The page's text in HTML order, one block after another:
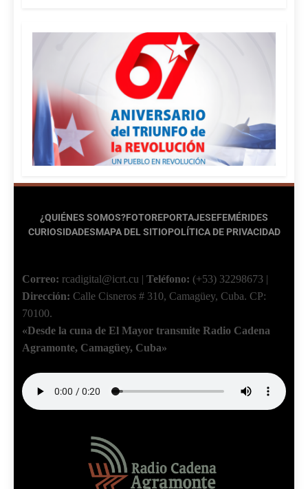
¿QUIÉNES SOMOS?FOTOREPORTAJESEFEMÉRIDES
CURIOSIDADESMAPA DEL SITIOPOLÍTICA DE PRIVACIDAD
Correo: rcadigital@icrt.cu | Teléfono: (+53) 32298673 |
Dirección: Calle Cisneros # 310, Camagüey, Cuba. CP:
70100.
«Desde la cuna de El Mayor transmite Radio Cadena
Agramonte, Camagüey, Cuba»